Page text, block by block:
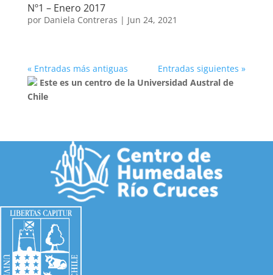
Nº1 – Enero 2017
por Daniela Contreras | Jun 24, 2021
« Entradas más antiguas
Entradas siguientes »
Este es un centro de la Universidad Austral de
Chile